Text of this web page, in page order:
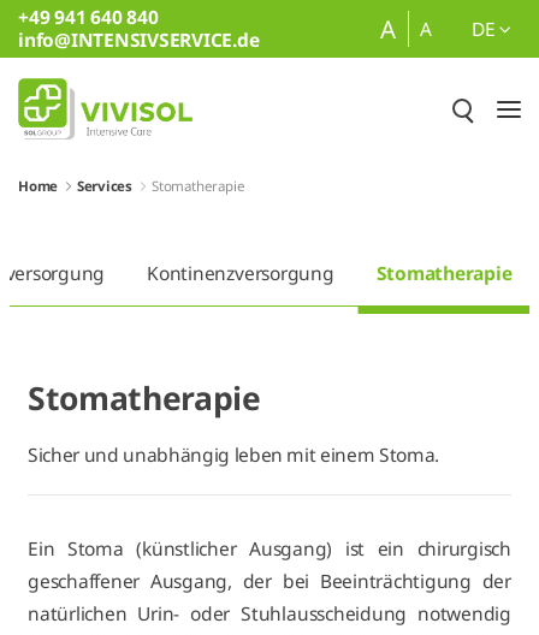
Zum Hauptinhalt springen
+49 941 640 840
info@INTENSIVSERVICE.de
A A DE
Home Services Stomatherapie
Kontinenzversorgung Stomatherapie
Stomatherapie
Sicher und unabhängig leben mit einem Stoma.
Ein Stoma (künstlicher Ausgang) ist ein chirurgisch
geschaffener Ausgang, der bei Beeinträchtigung der
natürlichen Urin- oder Stuhlausscheidung notwendig